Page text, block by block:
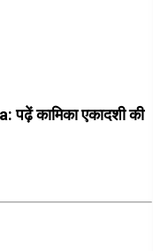
कामिका एकादशी की